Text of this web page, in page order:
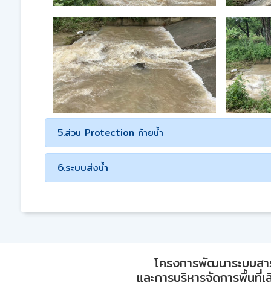
5.ส่วน Protection ท้ายน้ำ
6.ระบบส่งน้ำ
โครงการพัฒนาระบบส
และการบริหารจัดการพื้นที่